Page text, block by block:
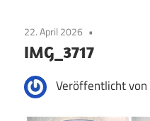
22. April 2026
IMG_3717
Veröffentlicht von